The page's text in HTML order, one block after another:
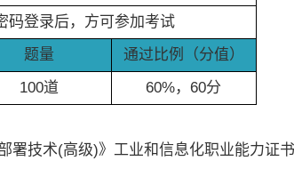
码登录后，方可参加考试
题量
通过比例（分值）
100道
60%，60分
署技术(高级)》工业和信息化职业能力证